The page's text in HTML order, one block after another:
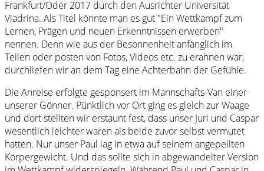
Frankfurt/Oder 2017 durch den Ausrichter Universität
Viadrina. Als Titel könnte man es gut "Ein Wettkampf zum
Lernen, Prägen und neuen Erkenntnissen erwerben"
nennen. Denn wie aus der Besonnenheit anfänglich im
Teilen oder posten von Fotos, Videos etc. zu erahnen war,
durchliefen wir an dem Tag eine Achterbahn der Gefühle.
Die Anreise erfolgte gesponsert im Mannschafts-Van einer
unserer Gönner. Pünktlich vor Ort ging es gleich zur Waage
und dort stellten wir erstaunt fest, dass unser Juri und Caspar
wesentlich leichter waren als beide zuvor selbst vermutet
hatten. Nur unser Paul lag in etwa auf seinem angepeilten
Körpergewicht. Und das sollte sich in abgewandelter Version